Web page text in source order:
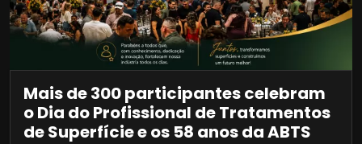
Mais de 300 participantes celebram
o Dia do Profissional de Tratamentos
de Superfície e os 58 anos da ABTS